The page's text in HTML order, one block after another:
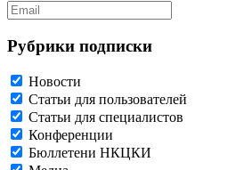
Рубрики подписки
Новости
Статьи для пользователей
Статьи для специалистов
Конференции
Бюллетени НКЦКИ